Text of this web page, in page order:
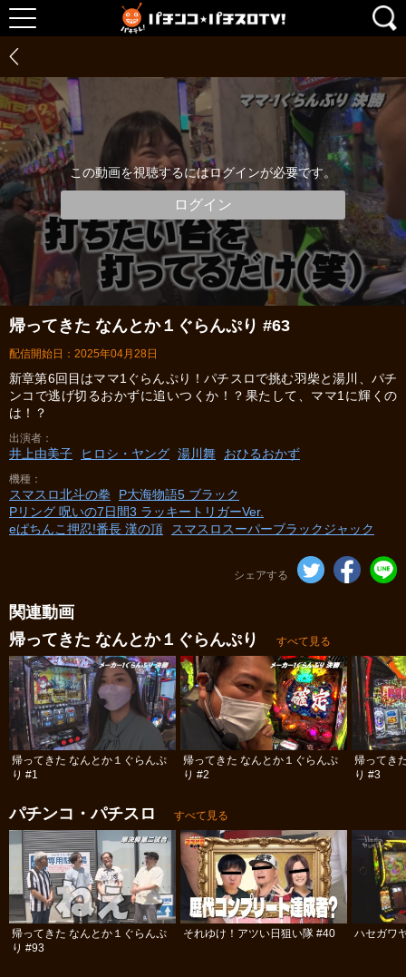
この動画を視聴するにはログインが必要です。
ログイン
帰ってきた なんとか１ぐらんぷり #63
配信開始日：2025年04月28日
新章第6回目はママ1ぐらんぷり！パチスロで挑む羽柴と湯川、パチ
ンコで逃げ切るおかずに追いつくか！？果たして、ママ1に輝くの
は！？
出演者
井上由美子 ヒロシ・ヤング 湯川舞 おひるおかず
機種
スマスロ北斗の拳
P大海物語5 ブラック
Pリング 呪いの7日間3 ラッキートリガーVer.
eぱちんこ押忍!番長 漢の頂
スマスロスーパーブラックジャック
シェアする
関連動画
帰ってきた なんとか１ぐらんぷり
すべて見る
帰ってきた なんとか１ぐらんぷ
り #1
帰ってきた なんとか１ぐらんぷ
り #2
帰ってき
り #3
パチンコ・パチスロ すべて見る
帰ってきた なんとか１ぐらんぷ
り #93
それゆけ！アツい日狙い隊 #40 ハセガワ